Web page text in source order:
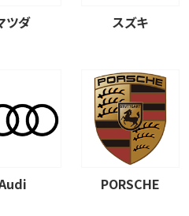
ツダ スズキ
PORSCHE